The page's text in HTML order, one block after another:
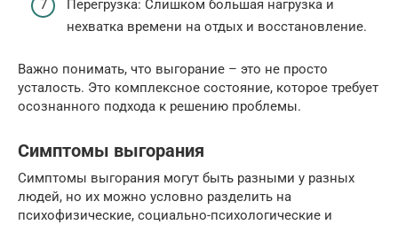
Перегрузка: Слишком большая нагрузка и
нехватка времени на отдых и восстановление.
Важно понимать, что выгорание – это не просто
усталость. Это комплексное состояние, которое требует
осознанного подхода к решению проблемы.
Симптомы выгорания
Симптомы выгорания могут быть разными у разных
людей, но их можно условно разделить на
психофизические, социально-психологические и